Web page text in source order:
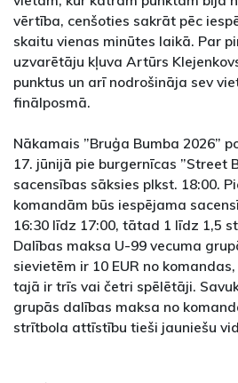
vērtība, cenšoties sakrāt pēc
skaitu vienas minūtes laikā. Par
uzvarētāju kļuva Artūrs
punktus un arī nodrošināja sev
finālposmā.
Nākamais ”Bruģa Bumba 2026”
17. jūnijā pie burgernīcas ”Street
sacensības sāksies plkst. 18:00.
komandām būs iespējama
16:30 līdz 17:00, tātad 1 līdz 1,5
Dalības maksa U-99 vecuma
sievietēm ir 10 EUR no
tajā ir trīs vai četri spēlētāji.
grupās dalības maksa no
strītbola attīstību tieši jauniešu